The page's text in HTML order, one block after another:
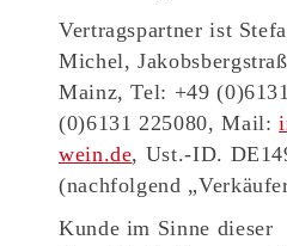
Vertragspartner ist
Michel,
Mainz, Tel: +49
(0)6131 225080, Mail:
wein.de, Ust.-ID.
(nachfolgend
Kunde im Sinne dieser